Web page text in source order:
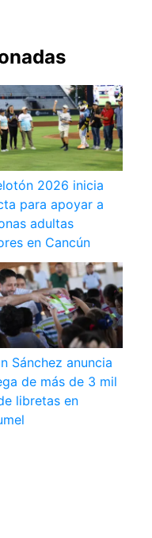
2026 inicia
para apoyar a
adultas
en Cancún
Sánchez anuncia
de más de 3 mil
libretas en